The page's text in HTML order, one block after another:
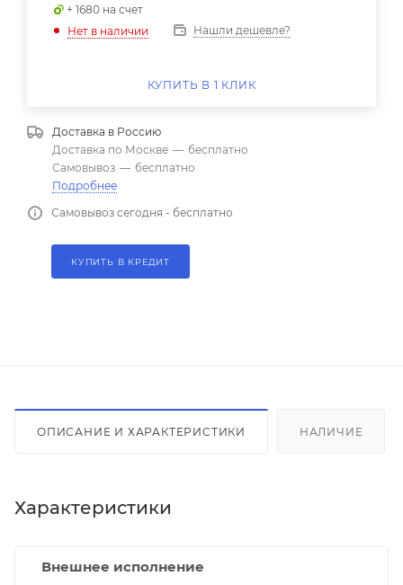
+ 1680 на счет
Нет в наличии
Нашли дешевле?
КУПИТЬ В 1 КЛИК
Доставка в Россию
Доставка по Москве — бесплатно
Самовывоз — бесплатно
Подробнее
Самовывоз сегодня - бесплатно
КУПИТЬ В КРЕДИТ
ОПИСАНИЕ И ХАРАКТЕРИСТИКИ НАЛИЧИЕ
Характеристики
Внешнее исполнение